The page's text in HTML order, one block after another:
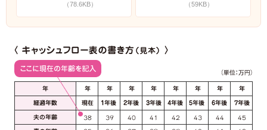
（78.6KB） （59KB）